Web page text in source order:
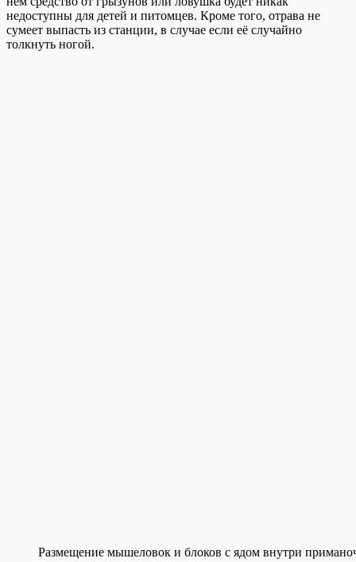
недоступны для детей и питомцев. Кроме того, отрава не
сумеет выпасть из станции, в случае если её случайно
толкнуть ногой.
Размещение мышеловок и блоков с ядом внутри